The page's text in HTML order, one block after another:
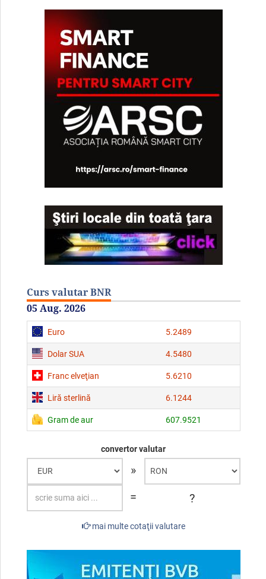
Curs valutar BNR
05 Aug. 2026
Euro 5.2489
Dolar SUA 4.5480
Franc elveţian 5.6210
Liră sterlină 6.1244
Gram de aur 607.9521
convertor valutar
»
=
?
mai multe cotaţii valutare